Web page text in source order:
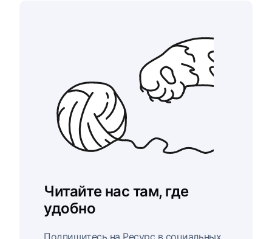
Читайте нас там, где
удобно